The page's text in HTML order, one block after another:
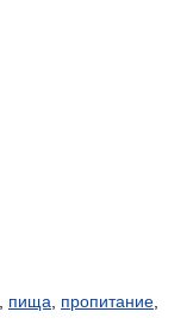
пища пропитание